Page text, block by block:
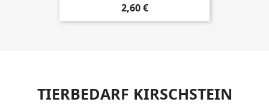
Preis
2,60 €
TIERBEDARF KIRSCHSTEIN